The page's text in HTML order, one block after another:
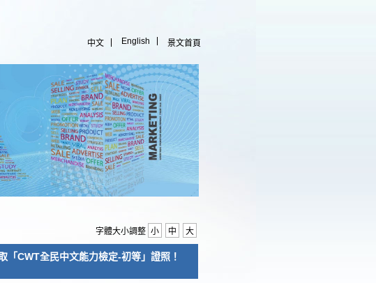
中文 English 景文首頁
字體大小調整 小 中 大
CWT全民中文能力檢定-初等」證照！